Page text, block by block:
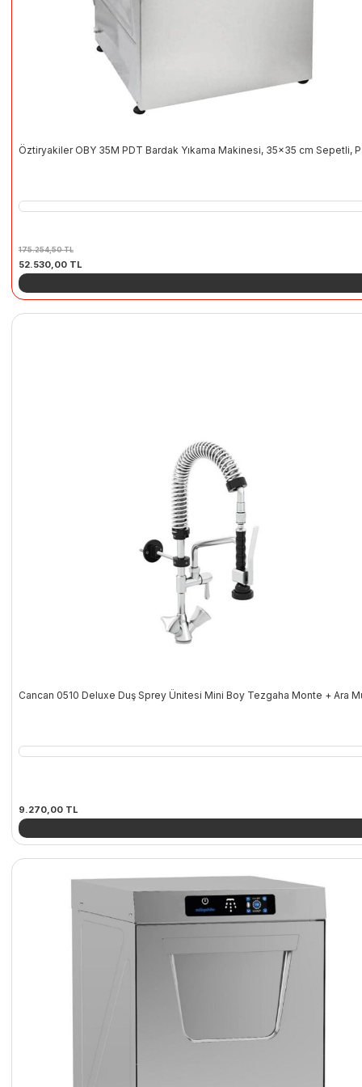
Öztiryakiler OBY 35M PDT Bardak Yıkama Makinesi, 35×35 cm Sepetli,
175.254,50TL
Orijinal
fiyat:
175.254,50 TL.
52.530,00 TLŞu
fiyat:
Cancan 0510 Deluxe Duş Sprey Ünitesi Mini Boy Tezgaha Monte + Ara
9.270,00 TL